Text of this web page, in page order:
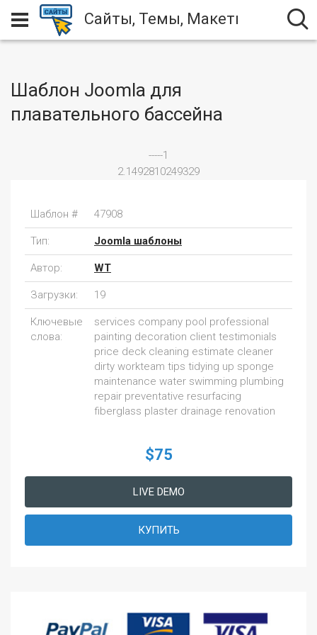
Сайты, Темы, Макеты
Шаблон Joomla для
плавательного бассейна
-----1
2.1492810249329
Шаблон # 47908
Тип: Joomla шаблоны
Автор: WT
Загрузки: 19
Ключевые
слова:
services company pool professional
painting decoration client testimonials
price deck cleaning estimate cleaner
dirty workteam tips tidying up sponge
maintenance water swimming plumbing
repair preventative resurfacing
fiberglass plaster drainage renovation
$75
LIVE DEMO
КУПИТЬ